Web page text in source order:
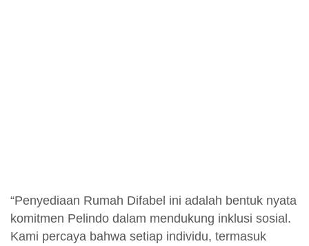
“Penyediaan Rumah Difabel ini adalah bentuk nyata
komitmen Pelindo dalam mendukung inklusi sosial.
Kami percaya bahwa setiap individu, termasuk